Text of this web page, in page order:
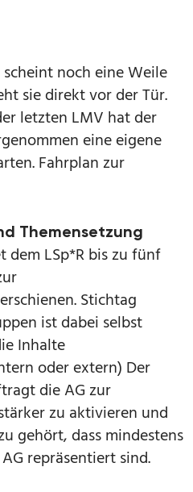
noch eine Weile
sie direkt vor der Tür.
letzten LMV hat der
eine eigene
Fahrplan zur
Themensetzung
dem LSp*R bis zu fünf
Stichtag
ist dabei selbst
Inhalte
oder extern) Der
die AG zur
zu aktivieren und
gehört, dass mindestens
repräsentiert sind.